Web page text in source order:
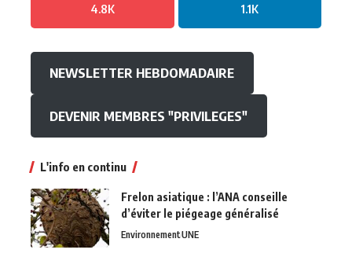
4.8K 1.1K
NEWSLETTER HEBDOMADAIRE
DEVENIR MEMBRES "PRIVILEGES"
L'info en continu
Frelon asiatique : l’ANA conseille
d’éviter le piégeage généralisé
EnvironnementUNE